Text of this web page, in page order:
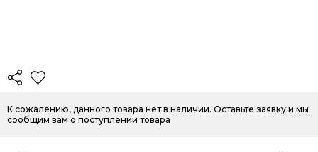
К сожалению, данного товара нет в наличии. Оставьте заявку и мы
сообщим вам о поступлении товара